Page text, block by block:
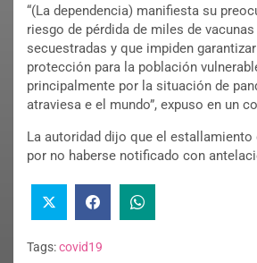
“(La dependencia) manifiesta su
riesgo de pérdida de miles de
secuestradas y que impiden
protección para la población
principalmente por la situación de
atraviesa e el mundo”, expuso en un
La autoridad dijo que el estallamiento
por no haberse notificado con
Tags:covid19